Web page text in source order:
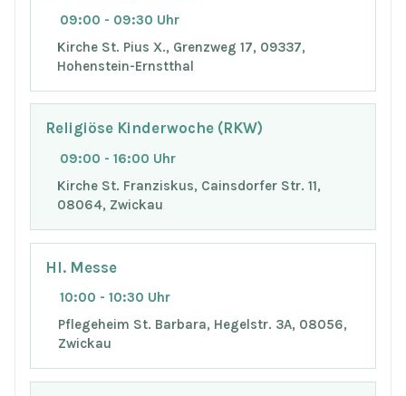
09:00 - 09:30 Uhr
Kirche St. Pius X., Grenzweg 17, 09337,
Hohenstein-Ernstthal
Religiöse Kinderwoche (RKW)
09:00 - 16:00 Uhr
Kirche St. Franziskus, Cainsdorfer Str. 11,
08064, Zwickau
Hl. Messe
10:00 - 10:30 Uhr
Pflegeheim St. Barbara, Hegelstr. 3A, 08056,
Zwickau